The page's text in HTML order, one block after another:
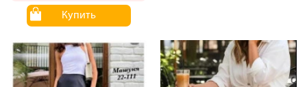
Купить